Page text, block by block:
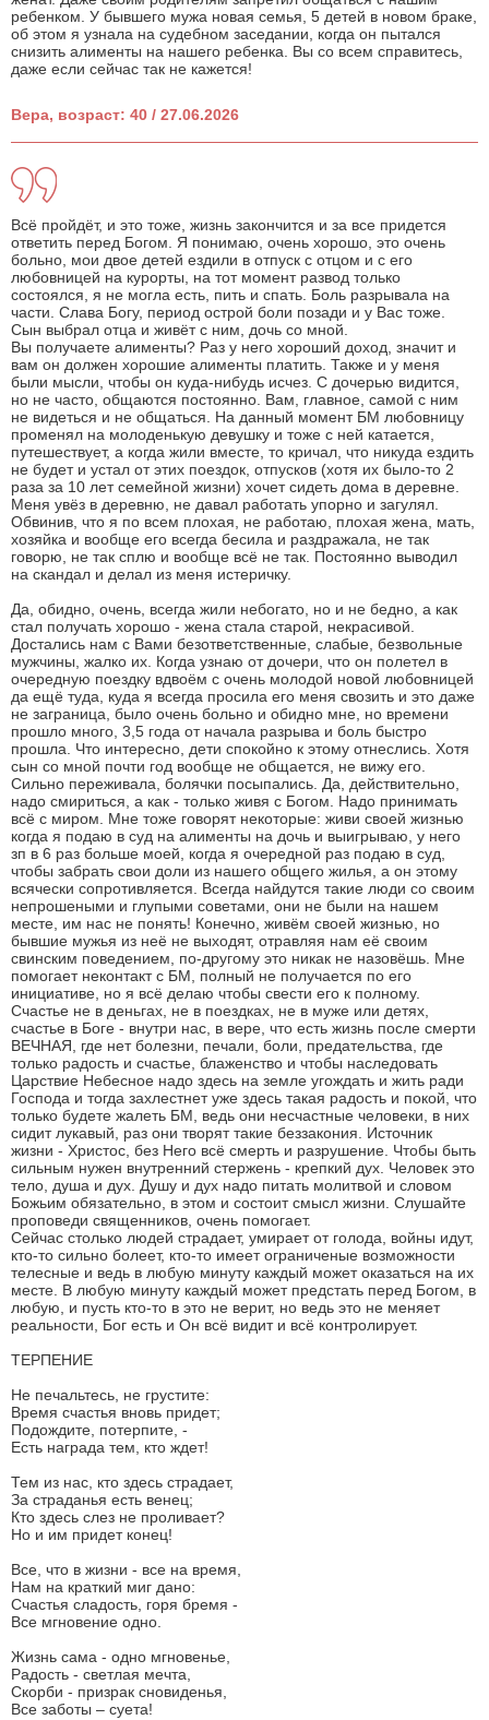
ребенком. У бывшего мужа новая семья, 5 детей в новом браке,
об этом я узнала на судебном заседании, когда он пытался
снизить алименты на нашего ребенка. Вы со всем справитесь,
даже если сейчас так не кажется!
Вера, возраст: 40 / 27.06.2026
Всё пройдёт, и это тоже, жизнь закончится и за все придется
ответить перед Богом. Я понимаю, очень хорошо, это очень
больно, мои двое детей ездили в отпуск с отцом и с его
любовницей на курорты, на тот момент развод только
состоялся, я не могла есть, пить и спать. Боль разрывала на
части. Слава Богу, период острой боли позади и у Вас тоже.
Сын выбрал отца и живёт с ним, дочь со мной.
Вы получаете алименты? Раз у него хороший доход, значит и
вам он должен хорошие алименты платить. Также и у меня
были мысли, чтобы он куда-нибудь исчез. С дочерью видится,
но не часто, общаются постоянно. Вам, главное, самой с ним
не видеться и не общаться. На данный момент БМ любовницу
променял на молоденькую девушку и тоже с ней катается,
путешествует, а когда жили вместе, то кричал, что никуда ездить
не будет и устал от этих поездок, отпусков (хотя их было-то 2
раза за 10 лет семейной жизни) хочет сидеть дома в деревне.
Меня увёз в деревню, не давал работать упорно и загулял.
Обвинив, что я по всем плохая, не работаю, плохая жена, мать,
хозяйка и вообще его всегда бесила и раздражала, не так
говорю, не так сплю и вообще всё не так. Постоянно выводил
на скандал и делал из меня истеричку.
Да, обидно, очень, всегда жили небогато, но и не бедно, а как
стал получать хорошо - жена стала старой, некрасивой.
Достались нам с Вами безответственные, слабые, безвольные
мужчины, жалко их. Когда узнаю от дочери, что он полетел в
очередную поездку вдвоём с очень молодой новой любовницей
да ещё туда, куда я всегда просила его меня свозить и это даже
не заграница, было очень больно и обидно мне, но времени
прошло много, 3,5 года от начала разрыва и боль быстро
прошла. Что интересно, дети спокойно к этому отнеслись. Хотя
сын со мной почти год вообще не общается, не вижу его.
Сильно переживала, болячки посыпались. Да, действительно,
надо смириться, а как - только живя с Богом. Надо принимать
всё с миром. Мне тоже говорят некоторые: живи своей жизнью
когда я подаю в суд на алименты на дочь и выигрываю, у него
зп в 6 раз больше моей, когда я очередной раз подаю в суд,
чтобы забрать свои доли из нашего общего жилья, а он этому
всячески сопротивляется. Всегда найдутся такие люди со своим
непрошеными и глупыми советами, они не были на нашем
месте, им нас не понять! Конечно, живём своей жизнью, но
бывшие мужья из неё не выходят, отравляя нам её своим
свинским поведением, по-другому это никак не назовёшь. Мне
помогает неконтакт с БМ, полный не получается по его
инициативе, но я всё делаю чтобы свести его к полному.
Счастье не в деньгах, не в поездках, не в муже или детях,
счастье в Боге - внутри нас, в вере, что есть жизнь после смерти
ВЕЧНАЯ, где нет болезни, печали, боли, предательства, где
только радость и счастье, блаженство и чтобы наследовать
Царствие Небесное надо здесь на земле угождать и жить ради
Господа и тогда захлестнет уже здесь такая радость и покой, что
только будете жалеть БМ, ведь они несчастные человеки, в них
сидит лукавый, раз они творят такие беззакония. Источник
жизни - Христос, без Него всё смерть и разрушение. Чтобы быть
сильным нужен внутренний стержень - крепкий дух. Человек это
тело, душа и дух. Душу и дух надо питать молитвой и словом
Божьим обязательно, в этом и состоит смысл жизни. Слушайте
проповеди священников, очень помогает.
Сейчас столько людей страдает, умирает от голода, войны идут,
кто-то сильно болеет, кто-то имеет ограниченые возможности
телесные и ведь в любую минуту каждый может оказаться на их
месте. В любую минуту каждый может предстать перед Богом, в
любую, и пусть кто-то в это не верит, но ведь это не меняет
реальности, Бог есть и Он всё видит и всё контролирует.
ТЕРПЕНИЕ
Не печальтесь, не грустите:
Время счастья вновь придет;
Подождите, потерпите, -
Есть награда тем, кто ждет!
Тем из нас, кто здесь страдает,
За страданья есть венец;
Кто здесь слез не проливает?
Но и им придет конец!
Все, что в жизни - все на время,
Нам на краткий миг дано:
Счастья сладость, горя бремя -
Все мгновение одно.
Жизнь сама - одно мгновенье,
Радость - светлая мечта,
Скорби - призрак сновиденья,
Все заботы – суета!